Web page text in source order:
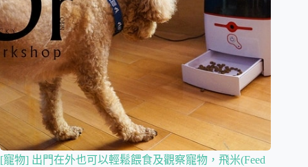
[寵物] 出門在外也可以輕鬆餵食及觀察寵物，飛米(Feed